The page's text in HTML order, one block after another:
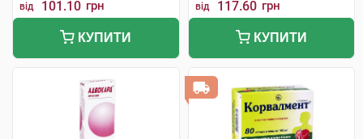
від 101.10 грн
КУПИТИ
від 117.60 грн
КУПИТИ